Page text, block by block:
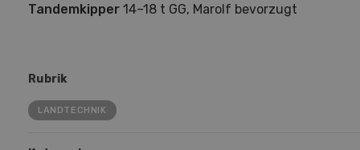
Tandemkipper 14–18 t GG, Marolf bevorzugt
Rubrik
LANDTECHNIK